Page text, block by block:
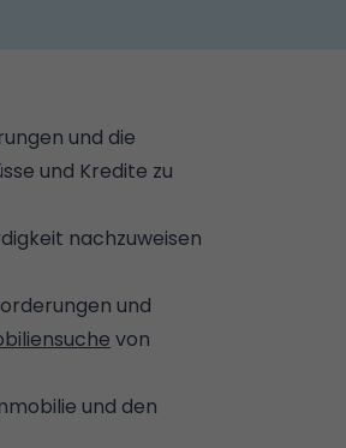
und die
und Kredite zu
nachzuweisen
und
von
und den